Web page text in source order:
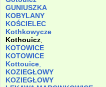
GUNIUSZKA
KOBYLANY
KOŚCIELEC
Kothkowycze
Kothouicz
KOTOWICE
KOTOWICE
Kottouice
KOZIEGŁOWY
KOZIEGŁOWY